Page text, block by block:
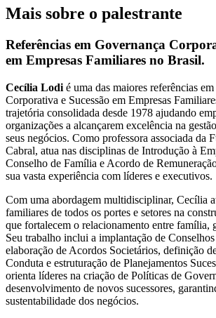
Mais sobre o palestrante
Referências em Governança
em Empresas Familiares no Brasil.
Cecília Lodi é uma das maiores referências
Corporativa e Sucessão em Empresas
trajetória consolidada desde 1978 ajudando
organizações a alcançarem excelência na
seus negócios. Como professora associada da
Cabral, atua nas disciplinas de Introdução à
Conselho de Família e Acordo de
sua vasta experiência com líderes e executivos.
Com uma abordagem multidisciplinar, Cecília
familiares de todos os portes e setores na
que fortalecem o relacionamento entre família,
Seu trabalho inclui a implantação de
elaboração de Acordos Societários, definição
Conduta e estruturação de Planejamentos
orienta líderes na criação de Políticas de
desenvolvimento de novos sucessores,
sustentabilidade dos negócios.